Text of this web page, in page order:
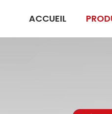
ACCUEIL